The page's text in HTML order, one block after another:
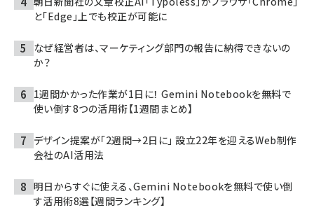
と「Edge」上でも校正が可能に
なぜ経営者は、マーケティング部門の報告に納得できないの
か？
1週間かかった作業が1日に！ Gemini Notebookを無料で
使い倒す8つの活用術【1週間まとめ】
デザイン提案が「2週間→2日に」 設立22年を迎えるWeb制作
会社のAI活用法
明日からすぐに使える、Gemini Notebookを無料で使い倒
す活用術8選【週間ランキング】